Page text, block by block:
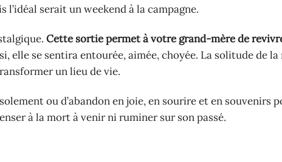
l’idéal serait un weekend à la campagne.
Cette sortie permet à votre grand-mère de
elle se sentira entourée, aimée, choyée. La solitude de
un lieu de vie.
ou d’abandon en joie, en sourire et en souvenirs
à la mort à venir ni ruminer sur son passé.